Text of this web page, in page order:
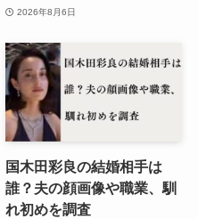
2026年8月6日
国木田彩良の結婚相手は
誰？夫の顔画像や職業、馴
れ初めを調査